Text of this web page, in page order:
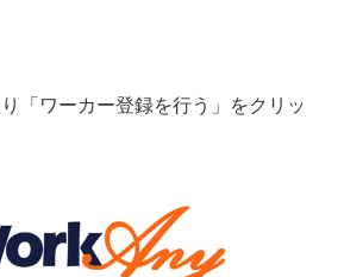
「ワーカー登録を行う」をクリッ